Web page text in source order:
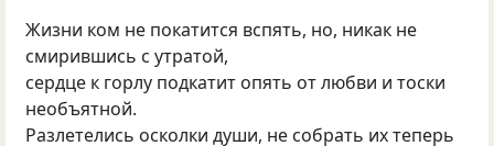
Жизни ком не покатится вспять, но, никак не
смирившись с утратой,
сердце к горлу подкатит опять от любви и тоски
необъятной.
Разлетелись осколки души, не собрать их теперь